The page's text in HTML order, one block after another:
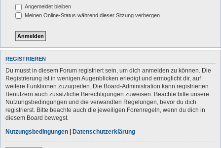
Angemeldet bleiben
Meinen Online-Status während dieser Sitzung verbergen
REGISTRIEREN
Du musst in diesem Forum registriert sein, um dich anmelden zu können. Die
Registrierung ist in wenigen Augenblicken erledigt und ermöglicht dir, auf
weitere Funktionen zuzugreifen. Die Board-Administration kann registrierten
Benutzern auch zusätzliche Berechtigungen zuweisen. Beachte bitte unsere
Nutzungsbedingungen und die verwandten Regelungen, bevor du dich
registrierst. Bitte beachte auch die jeweiligen Forenregeln, wenn du dich in
diesem Board bewegst.
Nutzungsbedingungen | Datenschutzerklärung